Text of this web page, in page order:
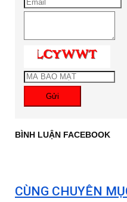
Gửi
BÌNH LUẬN FACEBOOK
CÙNG CHUYÊN